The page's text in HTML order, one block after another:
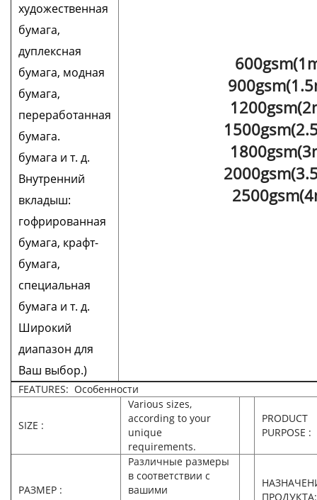
художественная
бумага,
дуплексная
бумага, модная
бумага,
переработанная
бумага.
бумага и т. д.
Внутренний
вкладыш:
гофрированная
бумага, крафт-
бумага,
специальная
бумага и т. д.
Широкий
диапазон для
Ваш выбор.)
FEATURES: Особенности
SIZE :
Various sizes,
according to your
unique
requirements.
PRODUCT
PURPOSE :
РАЗМЕР :
Различные размеры
в соответствии с
вашими
ПРОДУКТА: